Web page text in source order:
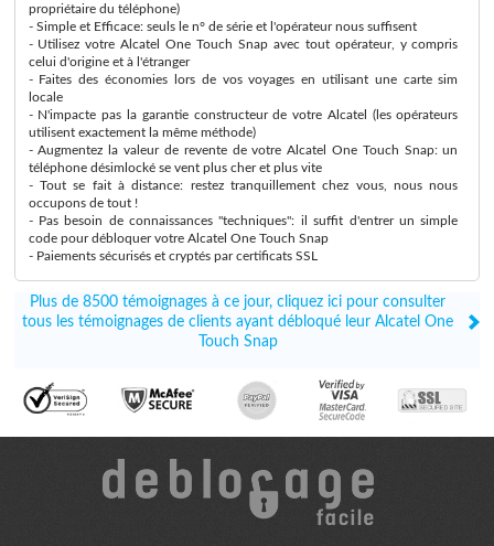
propriétaire du téléphone)
- Simple et Efficace: seuls le n° de série et l'opérateur nous suffisent
- Utilisez votre Alcatel One Touch Snap avec tout opérateur, y compris
celui d'origine et à l'étranger
- Faites des économies lors de vos voyages en utilisant une carte sim
locale
- N'impacte pas la garantie constructeur de votre Alcatel (les opérateurs
utilisent exactement la même méthode)
- Augmentez la valeur de revente de votre Alcatel One Touch Snap: un
téléphone désimlocké se vent plus cher et plus vite
- Tout se fait à distance: restez tranquillement chez vous, nous nous
occupons de tout !
- Pas besoin de connaissances "techniques": il suffit d'entrer un simple
code pour débloquer votre Alcatel One Touch Snap
- Paiements sécurisés et cryptés par certificats SSL
Plus de 8500 témoignages à ce jour, cliquez ici pour consulter
tous les témoignages de clients ayant débloqué leur Alcatel One
Touch Snap